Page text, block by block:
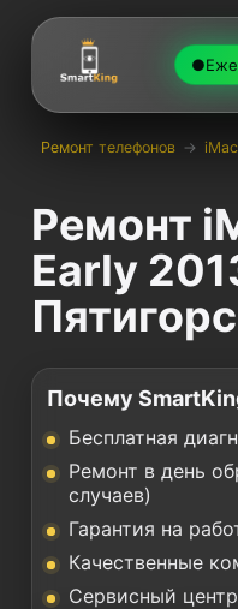
●
Ремонт телефонов →
Ремонт
Early
Почему
Бесплатная
Ремонт в день
случаев)
Гарантия на
Качественные
Сервисный